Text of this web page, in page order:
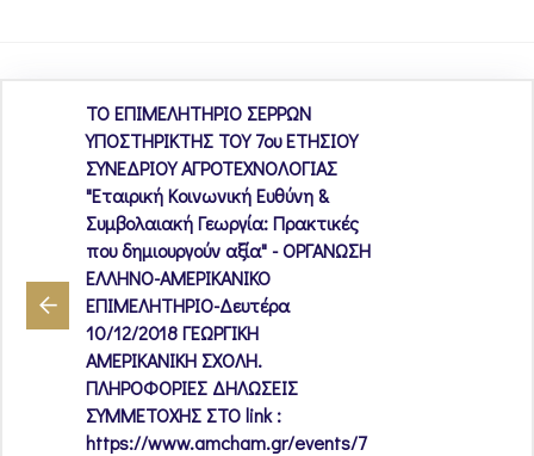
ΤΟ ΕΠΙΜΕΛΗΤΗΡΙΟ ΣΕΡΡΩΝ
ΥΠΟΣΤΗΡΙΚΤΗΣ ΤΟΥ 7ου ΕΤΗΣΙΟΥ
ΣΥΝΕΔΡΙΟΥ ΑΓΡΟΤΕΧΝΟΛΟΓΙΑΣ
"Εταιρική Κοινωνική Ευθύνη &
Συμβολαιακή Γεωργία: Πρακτικές
που δημιουργούν αξία" - ΟΡΓΑΝΩΣΗ
ΕΛΛΗΝΟ-ΑΜΕΡΙΚΑΝΙΚΟ
ΕΠΙΜΕΛΗΤΗΡΙΟ-Δευτέρα
10/12/2018 ΓΕΩΡΓΙΚΗ
ΑΜΕΡΙΚΑΝΙΚΗ ΣΧΟΛΗ.
ΠΛΗΡΟΦΟΡΙΕΣ ΔΗΛΩΣΕΙΣ
ΣΥΜΜΕΤΟΧΗΣ ΣΤΟ link :
https://www.amcham.gr/events/7